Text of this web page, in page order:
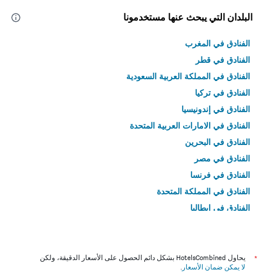
البلدان التي يبحث عنها مستخدمونا
الفنادق في المغرب
الفنادق في قطر
الفنادق في المملكة العربية السعودية
الفنادق في تركيا
الفنادق في إندونيسيا
الفنادق في الامارات العربية المتحدة
الفنادق في البحرين
الفنادق في مصر
الفنادق في فرنسا
الفنادق في المملكة المتحدة
الفنادق في إيطاليا
*
يحاول HotelsCombined بشكل دائم الحصول على الأسعار الدقيقة، ولكن
لا يمكن ضمان الأسعار .